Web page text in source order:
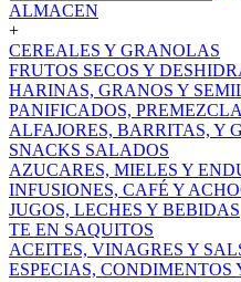
ALMACEN
+
CEREALES Y GRANOLAS
FRUTOS SECOS Y
HARINAS, GRANOS Y
PANIFICADOS,
ALFAJORES, BARRITAS, Y
SNACKS SALADOS
AZUCARES, MIELES Y
INFUSIONES, CAFÉ Y
JUGOS, LECHES Y BEBIDAS
TE EN SAQUITOS
ACEITES, VINAGRES Y
ESPECIAS, CONDIMENTOS